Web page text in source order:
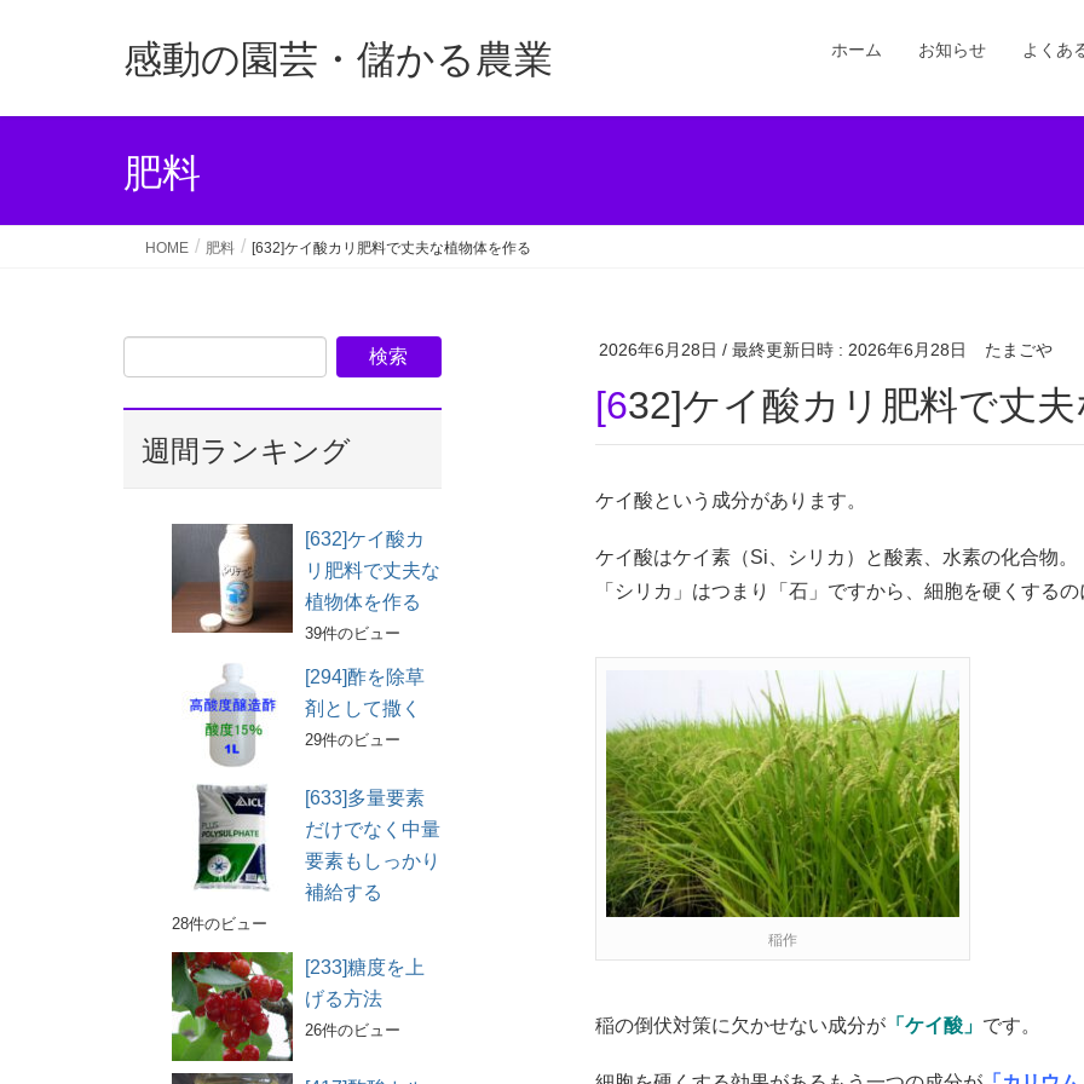
感動の園芸・儲かる農業 ホーム お知らせ よくあ
肥料
HOME 肥料 [632]ケイ酸カリ肥料で丈夫な植物体を作る
2026年6月28日 / 最終更新日時 : 2026年6月28日 たまごや
[632]ケイ酸カリ肥料で丈
ケイ酸という成分があります。
ケイ酸はケイ素（Si、シリカ）と酸素、水素の化合物。
「シリカ」はつまり「石」ですから、細胞を硬くするの
稲作
稲の倒伏対策に欠かせない成分が 「ケイ酸」 です。
週間ランキング
[632]ケイ酸カ
リ肥料で丈夫な
植物体を作る
39件のビュー
[294]酢を除草
剤として撒く
29件のビュー
[633]多量要素
だけでなく中量
要素もしっかり
補給する
28件のビュー
[233]糖度を上
げる方法
26件のビュー